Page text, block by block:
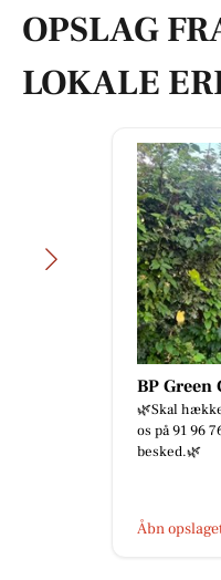
OPSLAG
LOKALE
BP Green
🌿Skal
os på 91 96
besked.🌿
Åbn